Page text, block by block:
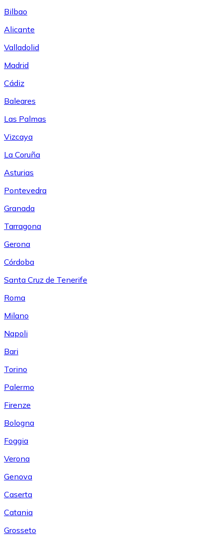
Bilbao
Alicante
Valladolid
Madrid
Cádiz
Baleares
Las Palmas
Vizcaya
La Coruña
Asturias
Pontevedra
Granada
Tarragona
Gerona
Córdoba
Santa Cruz de Tenerife
Roma
Milano
Napoli
Bari
Torino
Palermo
Firenze
Bologna
Foggia
Verona
Genova
Caserta
Catania
Grosseto